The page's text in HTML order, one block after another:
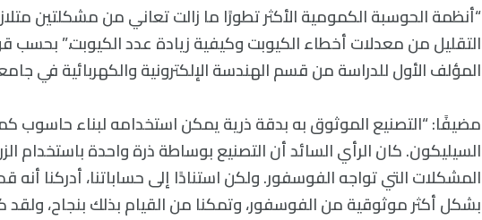
“أنظمة الحوسبة الكمومية الأكثر تطورًا ما زالت تعاني من مشكلتين
التقليل من معدلات أخطاء الكيوبت وكيفية زيادة عدد الكيوبت.” بحسب
المؤلف الأول للدراسة من قسم الهندسة الإلكترونية والكهربائية في
مضيفًا: “التصنيع الموثوق به بدقة ذرية يمكن استخدامه لبناء
السيليكون. كان الرأي السائد أن التصنيع بوساطة ذرة واحدة باستخدام
المشكلات التي تواجه الفوسفور. ولكن استنادًا إلى حساباتنا، أدركنا أنه
بشكل أكثر موثوقية من الفوسفور، وتمكنا من القيام بذلك بنجاح، ولقد